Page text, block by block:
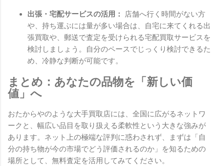
出張・宅配サービスの活用：
店舗へ行く時間がない方
や、持ち運ぶには量が多い場合は、自宅に来てくれる出
張買取や、郵送で査定を受けられる宅配買取サービスを
検討しましょう。自分のペースでじっくり検討できるた
め、冷静な判断が可能です。
まとめ：あなたの品物を「新しい価
値」へ
おたからやのような大手買取店には、全国に広がるネットワ
ークと、幅広い品目を取り扱える柔軟性という大きな強みが
あります。ネット上の極端な評判に惑わされず、まずは「自
分の持ち物が今の市場でどう評価されるのか」を知るための
場所として、無料査定を活用してみてください。